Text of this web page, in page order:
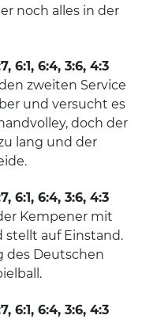
noch alles in der
6:1, 6:4, 3:6, 4:3
zweiten Service
und versucht es
doch der
lang und der
6:1, 6:4, 3:6, 4:3
Kempener mit
stellt auf Einstand.
des Deutschen
6:1, 6:4, 3:6, 4:3